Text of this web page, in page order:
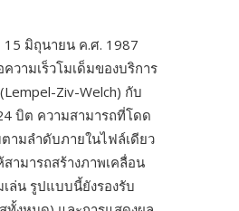
15 มิถุนายน ค.ศ. 1987
ามเร็วโมเด็มของบริการ
Ziv-Welch) กับ
บิต ความสามารถที่โดด
ามลำดับภายในไฟล์เดียว
ามารถสร้างภาพเคลื่อน
ล่น รูปแบบนี้ยังรองรับ